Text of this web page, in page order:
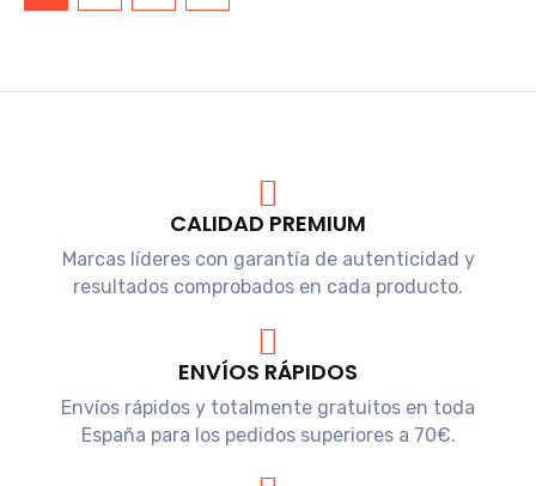
CALIDAD PREMIUM
Marcas líderes con garantía de autenticidad y
resultados comprobados en cada producto.
ENVÍOS RÁPIDOS
Envíos rápidos y totalmente gratuitos en toda
España para los pedidos superiores a 70€.